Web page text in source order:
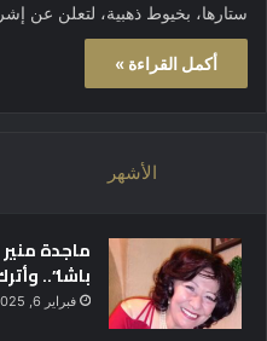
ستارها، بخيوط ذهبية، لتعلن عن
أكمل القراءة »
الأشهر
ماجدة
باشا”..
فبراير 6, 2025